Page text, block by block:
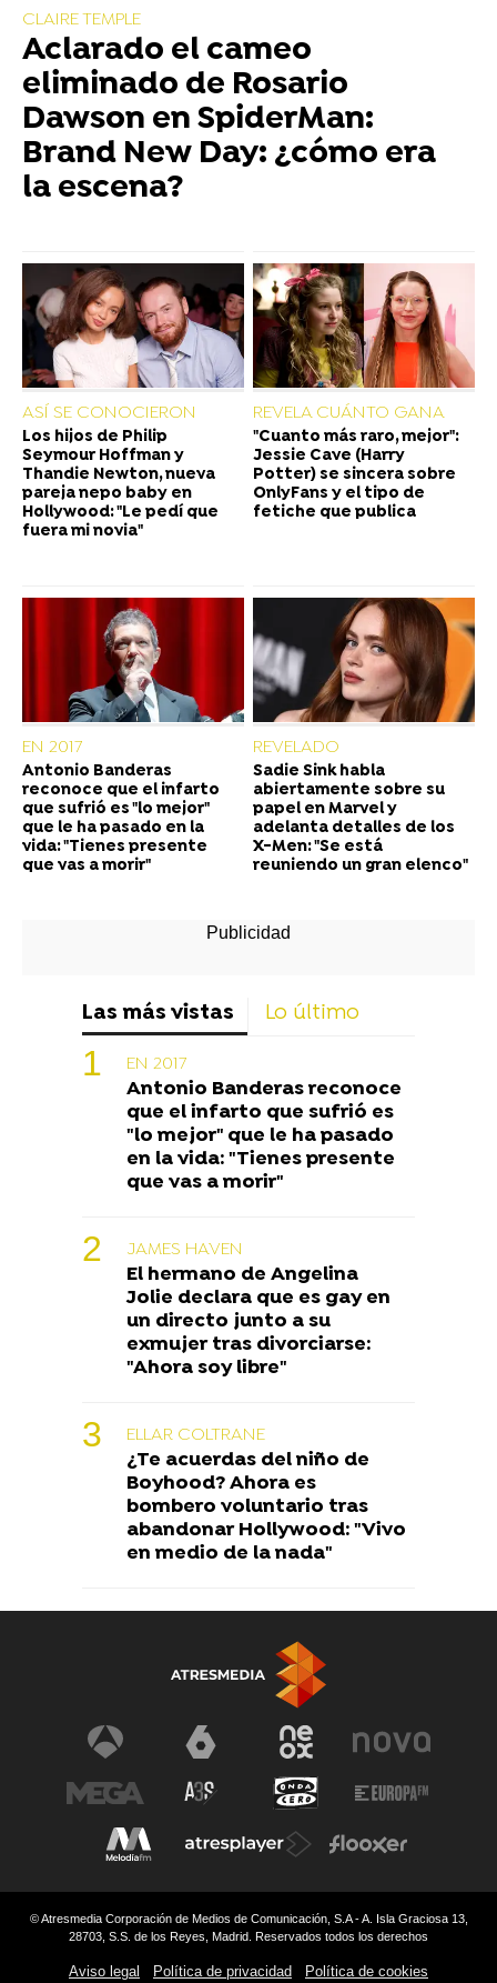
CLAIRE TEMPLE
Aclarado el cameo
eliminado de Rosario
Dawson en SpiderMan:
Brand New Day: ¿cómo era
la escena?
ASÍ SE CONOCIERON
Los hijos de Philip
Seymour Hoffman y
Thandie Newton, nueva
pareja nepo baby en
Hollywood: "Le pedí que
fuera mi novia"
REVELA CUÁNTO GANA
"Cuanto más raro, mejor":
Jessie Cave (Harry
Potter) se sincera sobre
OnlyFans y el tipo de
fetiche que publica
EN 2017
Antonio Banderas
reconoce que el infarto
que sufrió es "lo mejor"
que le ha pasado en la
vida: "Tienes presente
que vas a morir"
REVELADO
Sadie Sink habla
abiertamente sobre su
papel en Marvel y
adelanta detalles de los
X-Men: "Se está
reuniendo un gran elenco"
Las más vistas Lo último
EN 2017
Antonio Banderas reconoce
que el infarto que sufrió es
"lo mejor" que le ha pasado
en la vida: "Tienes presente
que vas a morir"
JAMES HAVEN
El hermano de Angelina
Jolie declara que es gay en
un directo junto a su
exmujer tras divorciarse:
"Ahora soy libre"
ELLAR COLTRANE
¿Te acuerdas del niño de
Boyhood? Ahora es
bombero voluntario tras
abandonar Hollywood: "Vivo
en medio de la nada"
© Atresmedia Corporación de Medios de Comunicación, S.A - A. Isla Graciosa 13,
28703, S.S. de los Reyes, Madrid. Reservados todos los derechos
Aviso legal Política de privacidad Política de cookies